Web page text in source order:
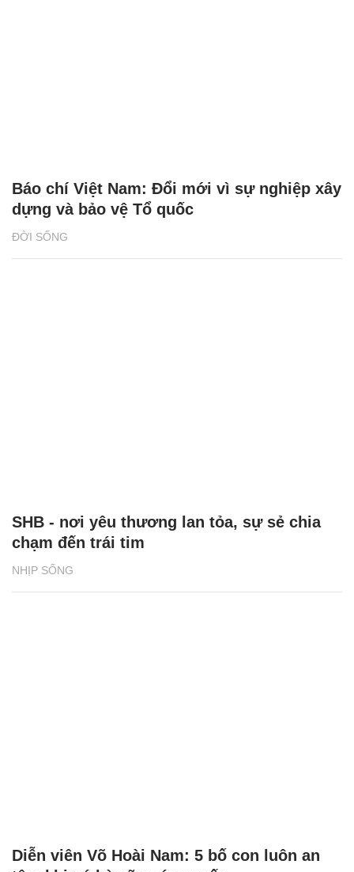
ĐỜI SỐNG
Báo chí Việt Nam: Đổi mới vì sự nghiệp xây
dựng và bảo vệ Tổ quốc
NHỊP SỐNG
SHB - nơi yêu thương lan tỏa, sự sẻ chia
chạm đến trái tim
Diễn viên Võ Hoài Nam: 5 bố con luôn an